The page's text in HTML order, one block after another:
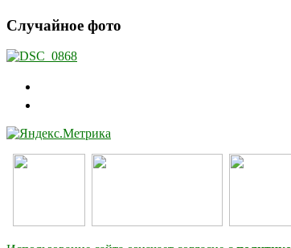
Случайное фото